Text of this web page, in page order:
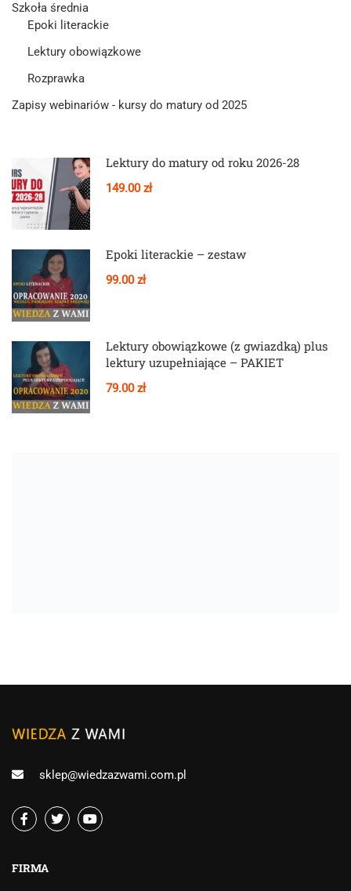
Szkoła średnia
Epoki literackie
Lektury obowiązkowe
Rozprawka
Zapisy webinariów - kursy do matury od 2025
Lektury do matury od roku 2026-28
149.00 zł
Epoki literackie – zestaw
99.00 zł
Lektury obowiązkowe (z gwiazdką) plus
lektury uzupełniające – PAKIET
79.00 zł
sklep@wiedzazwami.com.pl
FIRMA